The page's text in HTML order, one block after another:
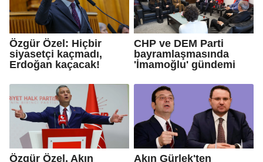
Özgür Özel: Hiçbir
siyasetçi kaçmadı,
Erdoğan kaçacak!
CHP ve DEM Parti
bayramlaşmasında
'İmamoğlu' gündemi
Özgür Özel, Akın
Akın Gürlek'ten